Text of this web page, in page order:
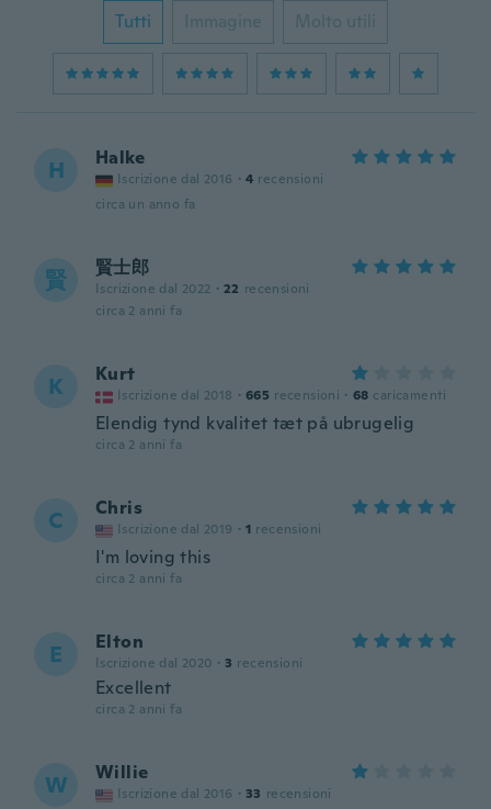
Tutti Immagine Molto utili
H Halke
Iscrizione dal 2016 · 4 recensioni
circa un anno fa
賢 賢士郎
Iscrizione dal 2022 · 22 recensioni
circa 2 anni fa
K Kurt
Iscrizione dal 2018 · 665 recensioni · 68 caricamenti
Elendig tynd kvalitet tæt på ubrugelig
circa 2 anni fa
C Chris
Iscrizione dal 2019 · 1 recensioni
I'm loving this
circa 2 anni fa
E Elton
Iscrizione dal 2020 · 3 recensioni
Excellent
circa 2 anni fa
W Willie
Iscrizione dal 2016 · 33 recensioni